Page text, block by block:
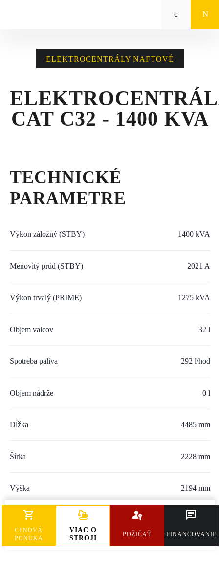
STROJE PRE
MALÁ MECHANIZÁCIA
POŽIČOVŇA
POUŽITÉ STROJE
MÔJSTROJ.SK
AKCIOVÉ PONUKY
O NÁS
KONTAKTY
ELEKTROCENTRÁLY NAFTOVÉ
CAT C32 - 1400 KVA
TECHNICKÉ
PARAMETRE
Výkon záložný (STBY) 1400 kVA
Menovitý prúd (STBY) 2021 A
Výkon trvalý (PRIME) 1275 kVA
Objem valcov 32 l
Spotreba paliva 292 l/hod
Objem nádrže 0 l
Dĺžka 4485 mm
Šírka 2228 mm
Výška 2194 mm
Hmotnosť 8099 kg
CENOVÁ
PONUKA
VIAC O
STROJI
POŽIČAŤ FINANCOVANIE